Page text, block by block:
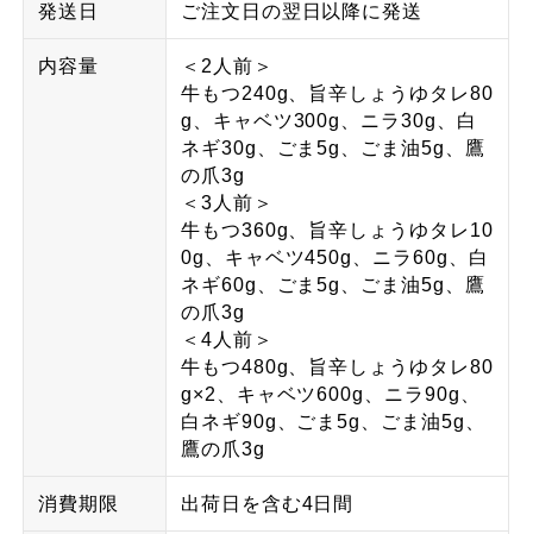
発送日 ご注文日の翌日以降に発送
内容量
＜2人前＞
牛もつ240g、旨辛しょうゆタレ80
g、キャベツ300g、ニラ30g、白
ネギ30g、ごま5g、ごま油5g、鷹
の爪3g
＜3人前＞
牛もつ360g、旨辛しょうゆタレ10
0g、キャベツ450g、ニラ60g、白
ネギ60g、ごま5g、ごま油5g、鷹
の爪3g
＜4人前＞
牛もつ480g、旨辛しょうゆタレ80
g×2、キャベツ600g、ニラ90g、
白ネギ90g、ごま5g、ごま油5g、
鷹の爪3g
消費期限 出荷日を含む4日間